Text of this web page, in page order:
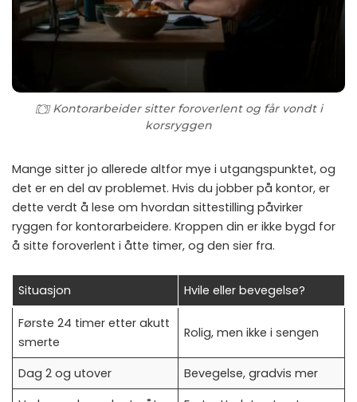
Kontorarbeider sitter foroverlent og får vondt i
korsryggen
Mange sitter jo allerede altfor mye i utgangspunktet, og
det er en del av problemet. Hvis du jobber på kontor, er
dette verdt å lese om hvordan sittestilling påvirker
ryggen for kontorarbeidere. Kroppen din er ikke bygd for
å sitte foroverlent i åtte timer, og den sier fra.
Situasjon Hvile eller bevegelse?
Første 24 timer etter akutt
smerte
Rolig, men ikke i sengen
Dag 2 og utover
Bevegelse, gradvis mer